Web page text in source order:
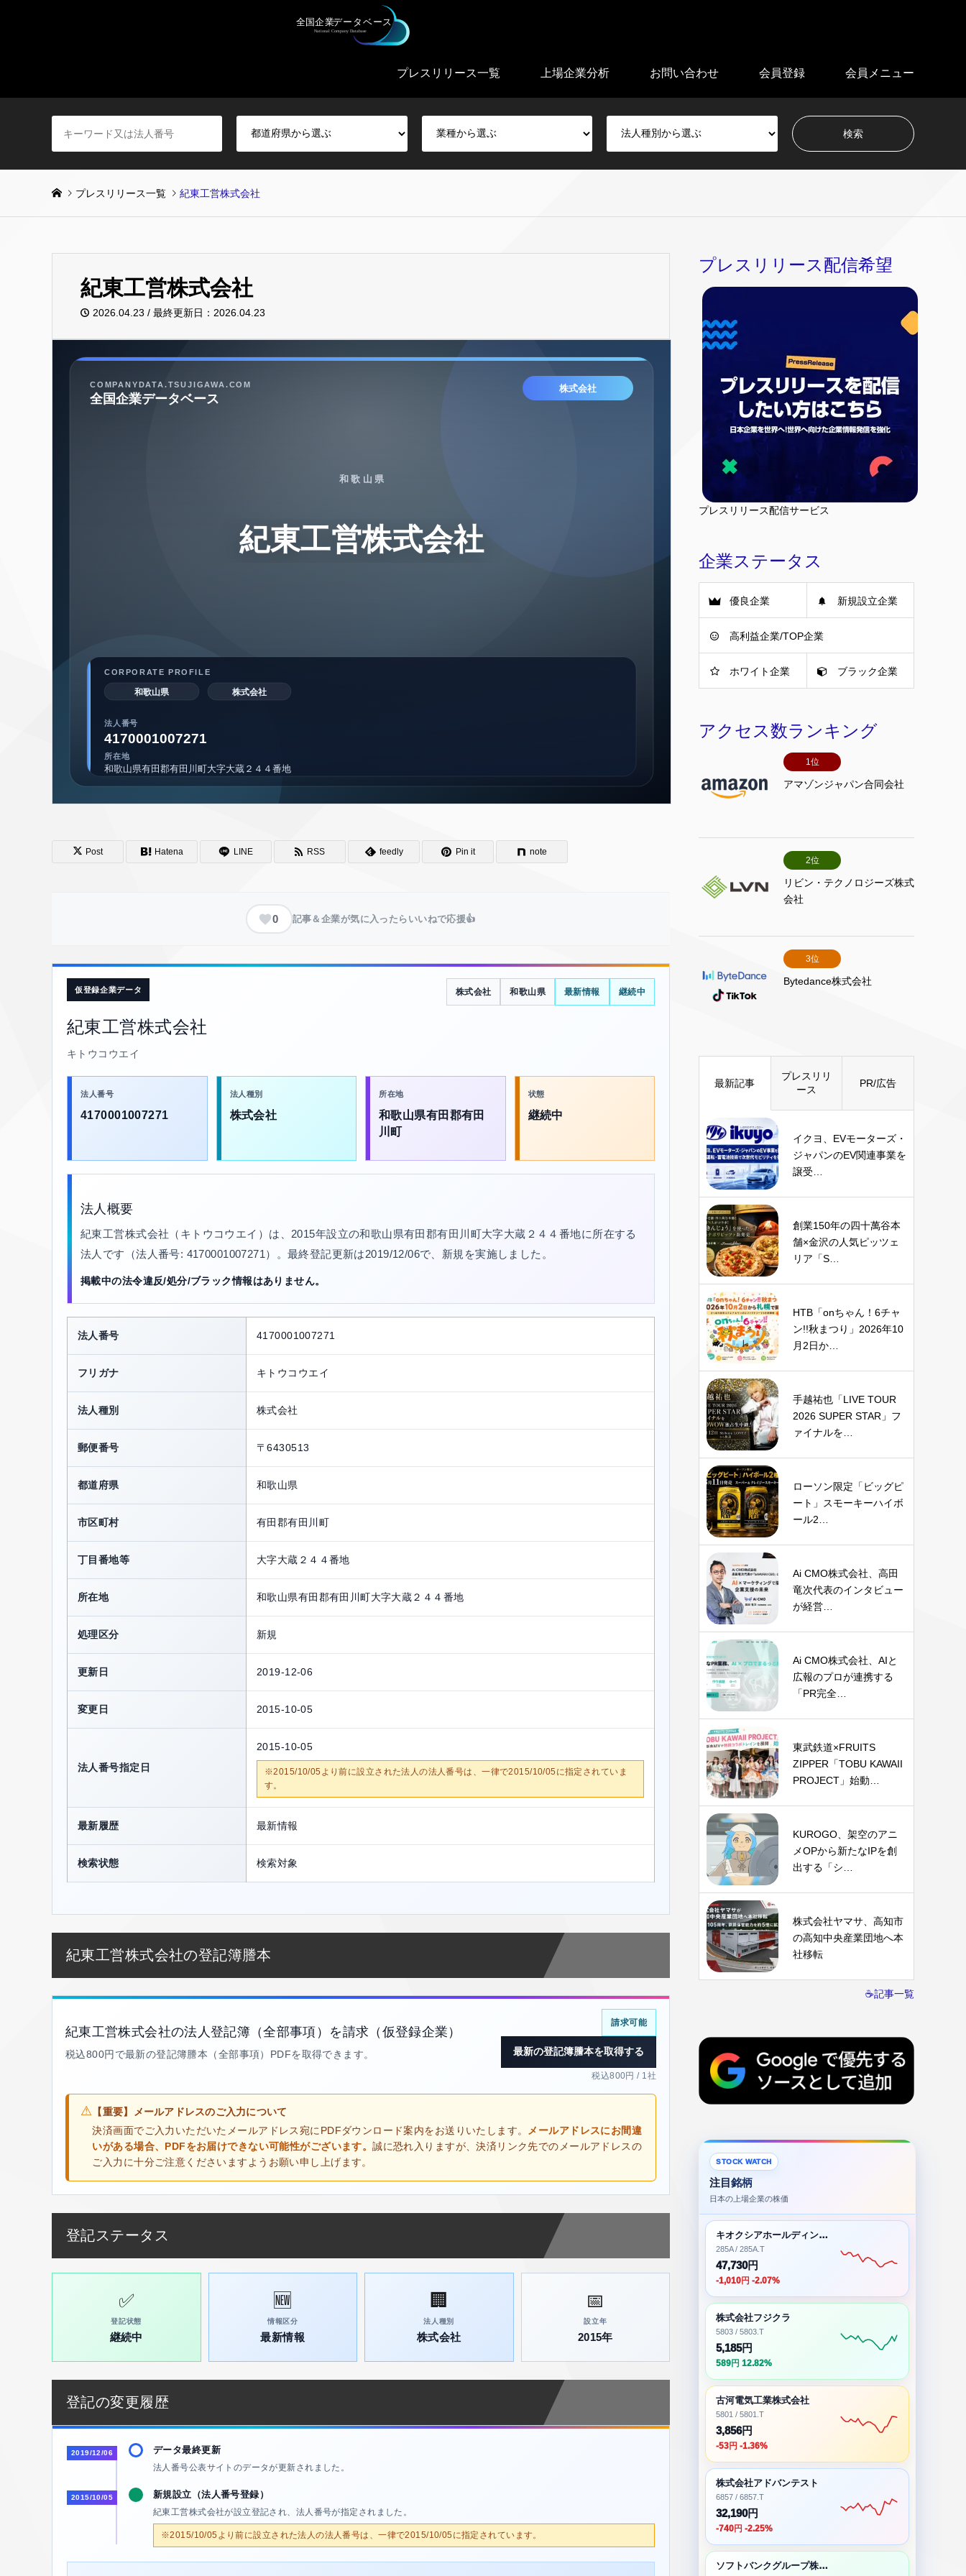
プレスリリース一覧 上場企業分析 お問い合わせ 会員登録 会員メニュー
プレスリリース一覧 紀東工営株式会社
紀東工営株式会社
2026.04.23 / 最終更新日：2026.04.23
Post Hatena LINE RSS feedly Pin it note
0 記事＆企業が気に入ったらいいねで応援👍
仮登録企業データ
紀東工営株式会社
キトウコウエイ
株式会社 和歌山県 最新情報 継続中
法人番号
4170001007271
法人種別
株式会社
所在地
和歌山県有田郡有田
川町
状態
継続中
法人概要
紀東工営株式会社（キトウコウエイ）は、2015年設立の和歌山県有田郡有田川町大字大蔵２４４番地に所在する
法人です（法人番号: 4170001007271）。最終登記更新は2019/12/06で、新規を実施しました。
掲載中の法令違反/処分/ブラック情報はありません。
法人番号 4170001007271
フリガナ キトウコウエイ
法人種別 株式会社
郵便番号 〒6430513
都道府県 和歌山県
市区町村 有田郡有田川町
丁目番地等 大字大蔵２４４番地
所在地 和歌山県有田郡有田川町大字大蔵２４４番地
処理区分 新規
更新日 2019-12-06
変更日 2015-10-05
法人番号指定日
2015-10-05
※2015/10/05より前に設立された法人の法人番号は、一律で2015/10/05に指定されていま
す。
最新履歴 最新情報
検索状態 検索対象
紀東工営株式会社の登記簿謄本
紀東工営株式会社の法人登記簿（全部事項）を請求（仮登録企業）
税込800円で最新の登記簿謄本（全部事項）PDFを取得できます。
請求可能
最新の登記簿謄本を取得する
税込800円 / 1社
⚠ 【重要】メールアドレスのご入力について
決済画面でご入力いただいたメールアドレス宛にPDFダウンロード案内をお送りいたします。 メールアドレスにお間違
いがある場合、PDFをお届けできない可能性がございます。誠に恐れ入りますが、決済リンク先でのメールアドレスの
ご入力に十分ご注意くださいますようお願い申し上げます。
登記ステータス
✅
登記状態
継続中
🆕
情報区分
最新情報
🏢
法人種別
株式会社
📅
設立年
2015年
登記の変更履歴
2019/12/06 データ最終更新
法人番号公表サイトのデータが更新されました。
2015/10/05 新規設立（法人番号登録）
紀東工営株式会社が設立登記され、法人番号が指定されました。
※2015/10/05より前に設立された法人の法人番号は、一律で2015/10/05に指定されています。
プレスリリース配信希望
プレスリリース配信サービス
企業ステータス
優良企業 新規設立企業
高利益企業/TOP企業
ホワイト企業 ブラック企業
アクセス数ランキング
1位
アマゾンジャパン合同会社
2位
リビン・テクノロジーズ株式
会社
3位
Bytedance株式会社
最新記事
プレスリリ
ース
PR/広告
イクヨ、EVモーターズ・
ジャパンのEV関連事業を
譲受…
創業150年の四十萬谷本
舗×金沢の人気ピッツェ
リア「S…
HTB「onちゃん！6チャ
ン!!秋まつり」2026年10
月2日か…
手越祐也「LIVE TOUR
2026 SUPER STAR」フ
ァイナルを…
ローソン限定「ビッグピ
ート」スモーキーハイボ
ール2…
Ai CMO株式会社、高田
竜次代表のインタビュー
が経営…
Ai CMO株式会社、AIと
広報のプロが連携する
「PR完全…
東武鉄道×FRUITS
ZIPPER「TOBU KAWAII
PROJECT」始動…
KUROGO、架空のアニ
メOPから新たなIPを創
出する「シ…
株式会社ヤマサ、高知市
の高知中央産業団地へ本
社移転
☕記事一覧
STOCK WATCH
注目銘柄
日本の上場企業の株価
キオクシアホールディングス株式会社
285A / 285A.T
47,730円
-1,010円 -2.07%
株式会社フジクラ
5803 / 5803.T
5,185円
589円 12.82%
古河電気工業株式会社
5801 / 5801.T
3,856円
-53円 -1.36%
株式会社アドバンテスト
6857 / 6857.T
32,190円
-740円 -2.25%
ソフトバンクグループ株式会社